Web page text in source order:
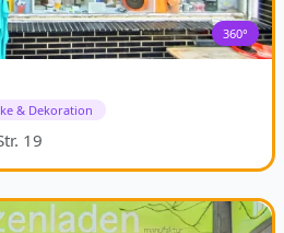
360°
& Dekoration
19